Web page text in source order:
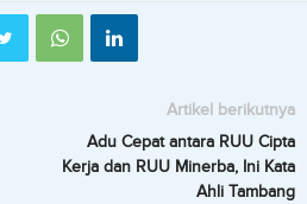
Artikel berikutnya
Adu Cepat antara RUU Cipta
Kerja dan RUU Minerba, Ini Kata
Ahli Tambang